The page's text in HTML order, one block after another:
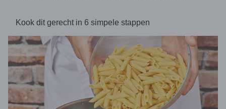
Kook dit gerecht in 6 simpele stappen